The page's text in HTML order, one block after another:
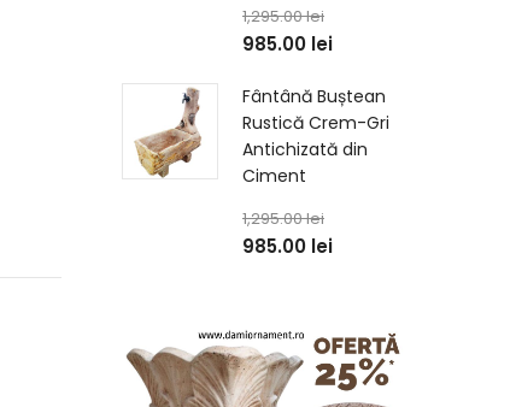
1,295.00lei
985.00 lei
Fântână Buștean
Rustică Crem-Gri
Antichizată din
Ciment
1,295.00lei
985.00 lei